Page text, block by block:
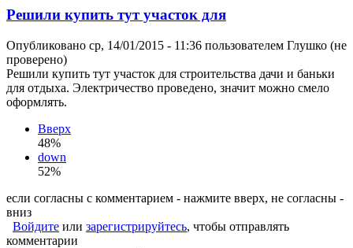
Решили купить тут участок для
Опубликовано ср, 14/01/2015 - 11:36 пользователем Глушко (не
проверено)
Решили купить тут участок для строительства дачи и баньки
для отдыха. Электричество проведено, значит можно смело
оформлять.
Вверх
48%
down
52%
если согласны с комментарием - нажмите вверх, не согласны -
вниз
Войдите или зарегистрируйтесь, чтобы отправлять
комментарии